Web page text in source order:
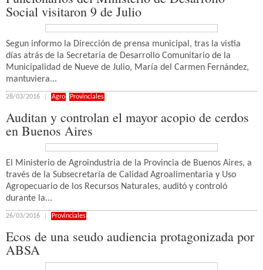
Social visitaron 9 de Julio
Segun informo la Dirección de prensa municipal, tras la vistia
días atrás de la Secretaria de Desarrollo Comunitario de la
Municipalidad de Nueve de Julio, María del Carmen Fernández,
mantuviera...
28/03/2016 Agro, Provinciales
Auditan y controlan el mayor acopio de cerdos
en Buenos Aires
El Ministerio de Agroindustria de la Provincia de Buenos Aires, a
través de la Subsecretaría de Calidad Agroalimentaria y Uso
Agropecuario de los Recursos Naturales, auditó y controló
durante la...
26/03/2016 Provinciales
Ecos de una seudo audiencia protagonizada por
ABSA